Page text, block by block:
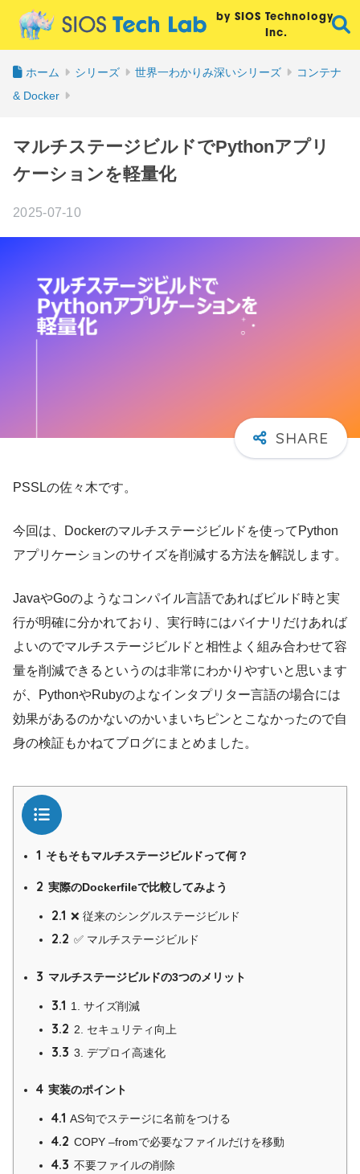
by SIOS Technology,
Inc.
ホーム シリーズ 世界一わかりみ深いシリーズ
コンテナ
& Docker
マルチステージビルドでPythonアプリ
ケーションを軽量化
2025-07-10
PSSLの佐々木です。
今回は、Dockerのマルチステージビルドを使ってPython
アプリケーションのサイズを削減する方法を解説します。
JavaやGoのようなコンパイル言語であればビルド時と実
行が明確に分かれており、実行時にはバイナリだけあれば
よいのでマルチステージビルドと相性よく組み合わせて容
量を削減できるというのは非常にわかりやすいと思います
が、PythonやRubyのよなインタプリター言語の場合には
効果があるのかないのかいまいちピンとこなかったので自
身の検証もかねてブログにまとめました。
目次
1 そもそもマルチステージビルドって何？
2 実際のDockerfileで比較してみよう
2.1 ❌ 従来のシングルステージビルド
2.2 ✅ マルチステージビルド
3 マルチステージビルドの3つのメリット
3.1 1. サイズ削減
3.2 2. セキュリティ向上
3.3 3. デプロイ高速化
4 実装のポイント
4.1 AS句でステージに名前をつける
4.2 COPY –fromで必要なファイルだけを移動
4.3 不要ファイルの削除